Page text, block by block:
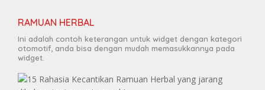
RAMUAN HERBAL
Ini adalah contoh keterangan untuk widget dengan kategori
otomotif, anda bisa dengan mudah memasukkannya pada
widget.